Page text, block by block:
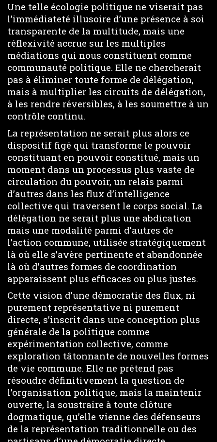
Une telle écologie politique ne viserait pas
l’immédiateté illusoire d’une présence à soi
transparente de la multitude, mais une
réflexivité accrue sur les multiples
médiations qui nous constituent comme
communauté politique. Elle ne chercherait
pas à éliminer toute forme de délégation,
mais à multiplier les circuits de délégation,
à les rendre réversibles, à les soumettre à un
contrôle continu.
La représentation ne serait plus alors ce
dispositif figé qui transforme le pouvoir
constituant en pouvoir constitué, mais un
moment dans un processus plus vaste de
circulation du pouvoir, un relais parmi
d’autres dans les flux d’intelligence
collective qui traversent le corps social. La
délégation ne serait plus une abdication
mais une modalité parmi d’autres de
l’action commune, utilisée stratégiquement
là où elle s’avère pertinente et abandonnée
là où d’autres formes de coordination
apparaissent plus efficaces ou plus justes.
Cette vision d’une démocratie des flux, ni
purement représentative ni purement
directe, s’inscrit dans une conception plus
générale de la politique comme
expérimentation collective, comme
exploration tâtonnante de nouvelles formes
de vie commune. Elle ne prétend pas
résoudre définitivement la question de
l’organisation politique, mais la maintenir
ouverte, la soustraire à toute clôture
dogmatique, qu’elle vienne des défenseurs
de la représentation traditionnelle ou des